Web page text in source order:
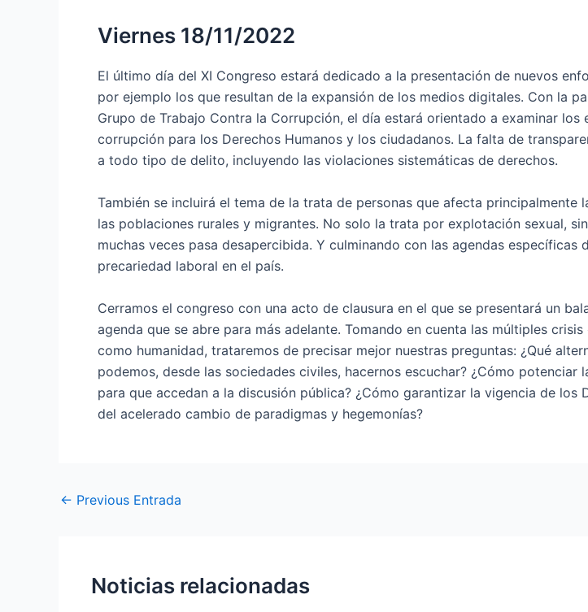
Viernes 18/11/2022
El último día del XI Congreso estará dedicado a la presentación de nuevos
por ejemplo los que resultan de la expansión de los medios digitales. Con la
Grupo de Trabajo Contra la Corrupción, el día estará orientado a examinar los
corrupción para los Derechos Humanos y los ciudadanos. La falta de
a todo tipo de delito, incluyendo las violaciones sistemáticas de derechos.
También se incluirá el tema de la trata de personas que afecta principalmente
las poblaciones rurales y migrantes. No solo la trata por explotación sexual,
muchas veces pasa desapercibida. Y culminando con las agendas específicas
precariedad laboral en el país.
Cerramos el congreso con una acto de clausura en el que se presentará un
agenda que se abre para más adelante. Tomando en cuenta las múltiples
como humanidad, trataremos de precisar mejor nuestras preguntas: ¿Qué
podemos, desde las sociedades civiles, hacernos escuchar? ¿Cómo potenciar
para que accedan a la discusión pública? ¿Cómo garantizar la vigencia de los
del acelerado cambio de paradigmas y hegemonías?
← Previous Entrada
Noticias relacionadas